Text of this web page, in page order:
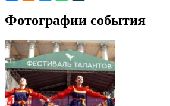
Фотографии события